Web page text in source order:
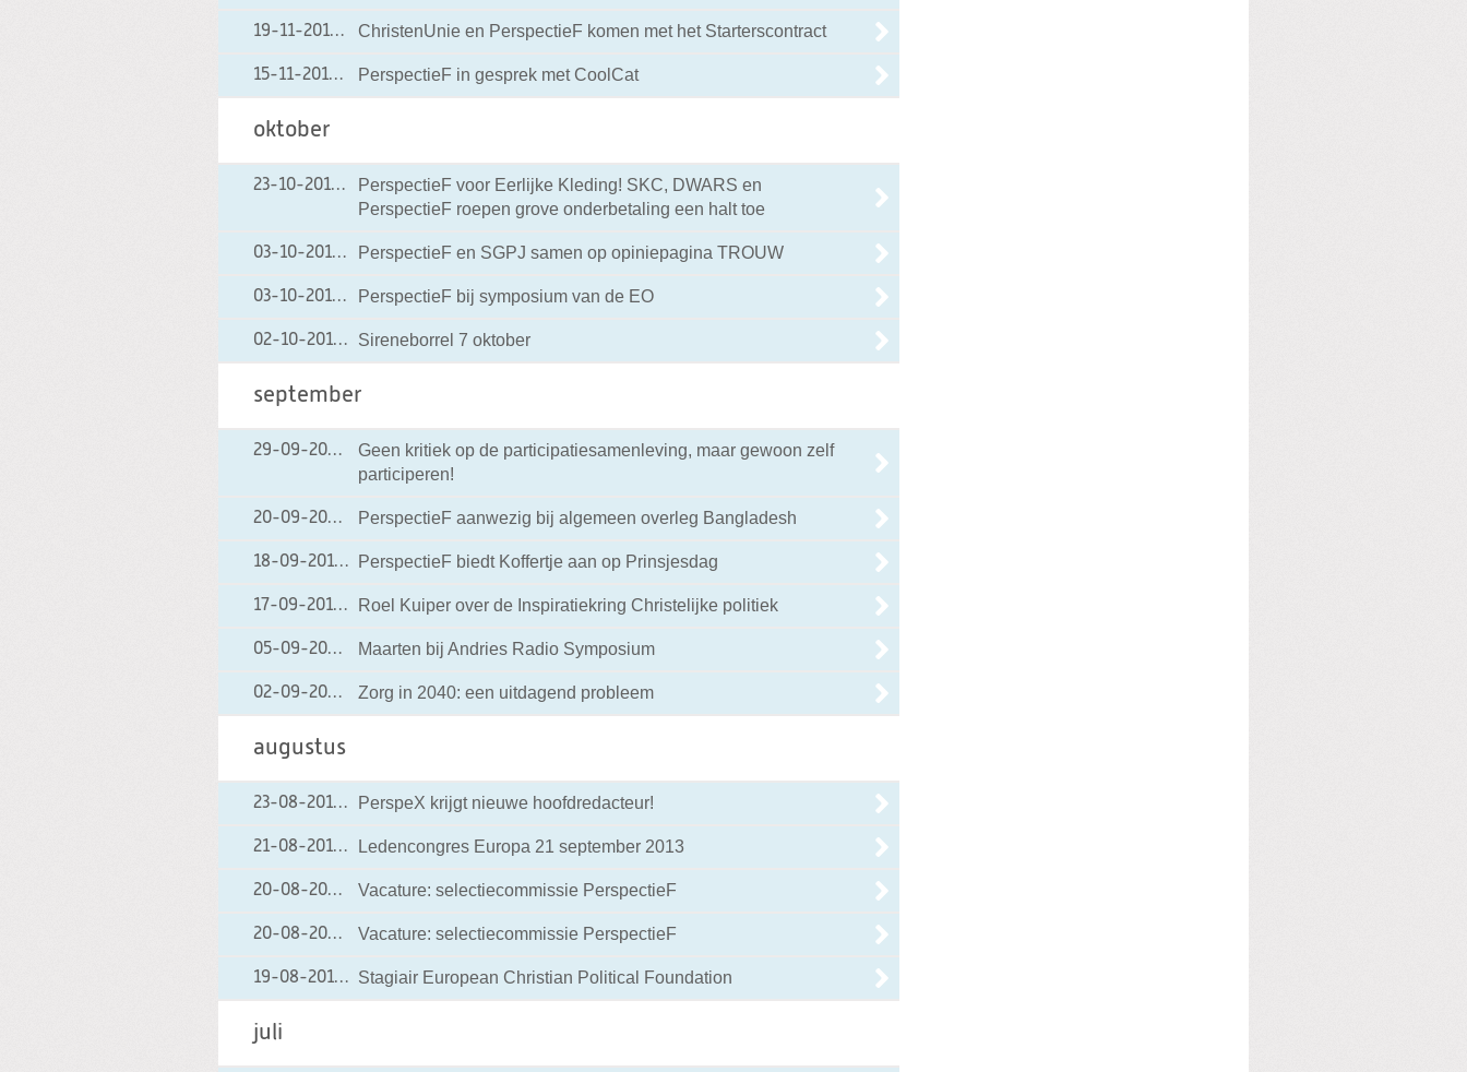
19-11-201319-11-2013 11:39
ChristenUnie en PerspectieF komen met het Starterscontract
15-11-201315-11-2013 13:57
PerspectieF in gesprek met CoolCat
oktober
23-10-201323-10-2013 10:26
PerspectieF voor Eerlijke Kleding! SKC, DWARS en
PerspectieF roepen grove onderbetaling een halt toe
03-10-201303-10-2013 14:14
PerspectieF en SGPJ samen op opiniepagina TROUW
03-10-201303-10-2013 12:21
PerspectieF bij symposium van de EO
02-10-201302-10-2013 12:01
Sireneborrel 7 oktober
september
29-09-2013 29-09-2013 21:43
Geen kritiek op de participatiesamenleving, maar gewoon zelf
participeren!
20-09-2013 20-09-2013 16:42
PerspectieF aanwezig bij algemeen overleg Bangladesh
18-09-201318-09-2013 16:25
PerspectieF biedt Koffertje aan op Prinsjesdag
17-09-201317-09-2013 16:46
Roel Kuiper over de Inspiratiekring Christelijke politiek
05-09-2013 05-09-2013 20:21
Maarten bij Andries Radio Symposium
02-09-2013 02-09-2013 10:42
Zorg in 2040: een uitdagend probleem
augustus
23-08-201323-08-2013 18:30
PerspeX krijgt nieuwe hoofdredacteur!
21-08-201321-08-2013 18:26
Ledencongres Europa 21 september 2013
20-08-2013 20-08-2013 18:49
Vacature: selectiecommissie PerspectieF
20-08-2013 20-08-2013 18:49
Vacature: selectiecommissie PerspectieF
19-08-201319-08-2013 19:17
Stagiair European Christian Political Foundation
juli